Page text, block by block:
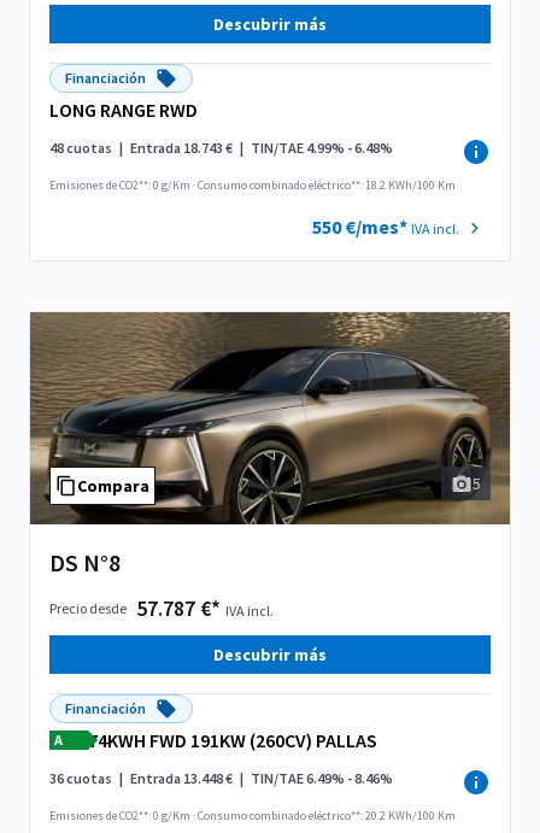
Descubrir más
Financiación
LONG RANGE RWD
48 cuotas | Entrada 18.743 € | TIN/TAE 4.99% - 6.48%
Emisiones de CO2**: 0 g/Km ·Consumo combinado eléctrico**: 18.2 KWh/100 Km
550 €/mes* IVA incl.
Compara 5
DS N°8
Precio desde 57.787 €* IVA incl.
Descubrir más
Financiación
A
74KWH FWD 191KW (260CV) PALLAS
36 cuotas | Entrada 13.448 € | TIN/TAE 6.49% - 8.46%
Emisiones de CO2**: 0 g/Km ·Consumo combinado eléctrico**: 20.2 KWh/100 Km